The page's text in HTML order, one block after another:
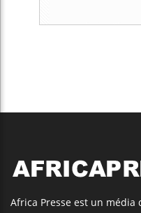
Africa Presse est un